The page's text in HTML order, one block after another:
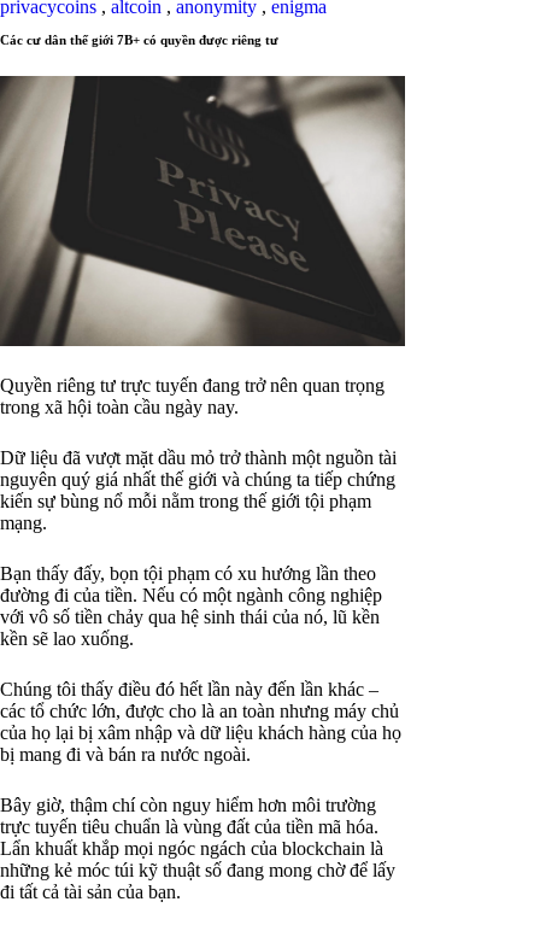
privacycoins , altcoin , anonymity , enigma
Các cư dân thế giới 7B+ có quyền được riêng tư
Quyền riêng tư trực tuyến đang trở nên quan trọng
trong xã hội toàn cầu ngày nay.
Dữ liệu đã vượt mặt dầu mỏ trở thành một nguồn tài
nguyên quý giá nhất thế giới và chúng ta tiếp chứng
kiến sự bùng nổ mỗi nằm trong thế giới tội phạm
mạng.
Bạn thấy đấy, bọn tội phạm có xu hướng lần theo
đường đi của tiền. Nếu có một ngành công nghiệp
với vô số tiền chảy qua hệ sinh thái của nó, lũ kền
kền sẽ lao xuống.
Chúng tôi thấy điều đó hết lần này đến lần khác –
các tổ chức lớn, được cho là an toàn nhưng máy chủ
của họ lại bị xâm nhập và dữ liệu khách hàng của họ
bị mang đi và bán ra nước ngoài.
Bây giờ, thậm chí còn nguy hiểm hơn môi trường
trực tuyến tiêu chuẩn là vùng đất của tiền mã hóa.
Lẩn khuất khắp mọi ngóc ngách của blockchain là
những kẻ móc túi kỹ thuật số đang mong chờ để lấy
đi tất cả tài sản của bạn.